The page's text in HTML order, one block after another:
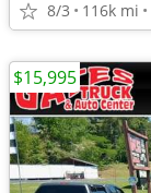
8/3 116k mi
$15,995